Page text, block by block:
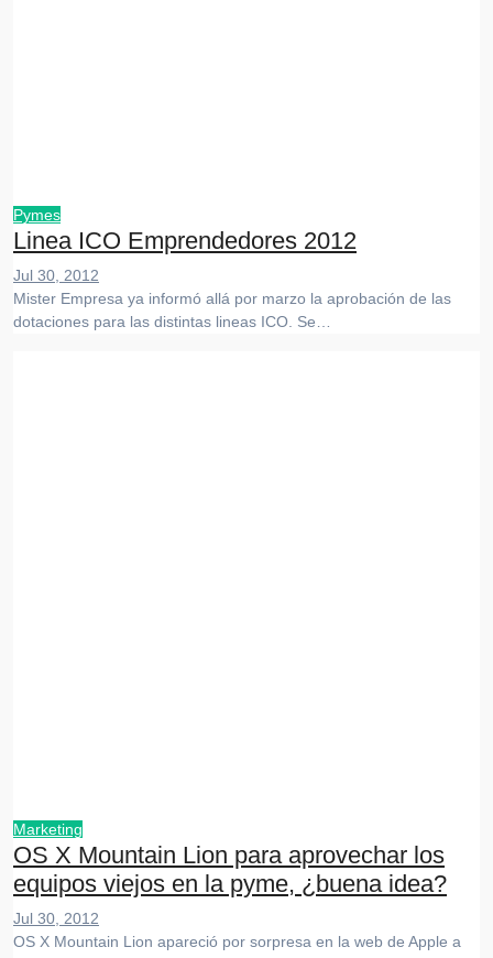
Pymes
Linea ICO Emprendedores 2012
Jul 30, 2012
Mister Empresa ya informó allá por marzo la aprobación de las
dotaciones para las distintas lineas ICO. Se…
Marketing
OS X Mountain Lion para aprovechar los
equipos viejos en la pyme, ¿buena idea?
Jul 30, 2012
OS X Mountain Lion apareció por sorpresa en la web de Apple a